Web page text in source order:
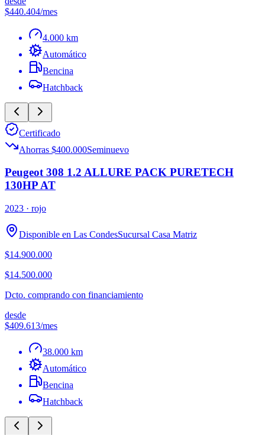
$440.404/mes
4.000 km
Automático
Bencina
Hatchback
Certificado
Ahorras $400.000Seminuevo
Peugeot 308 1.2 ALLURE PACK PURETECH
130HP AT
2023 · rojo
Disponible en Las CondesSucursal Casa Matriz
$14.900.000
$14.500.000
Dcto. comprando con financiamiento
desde
$409.613/mes
38.000 km
Automático
Bencina
Hatchback